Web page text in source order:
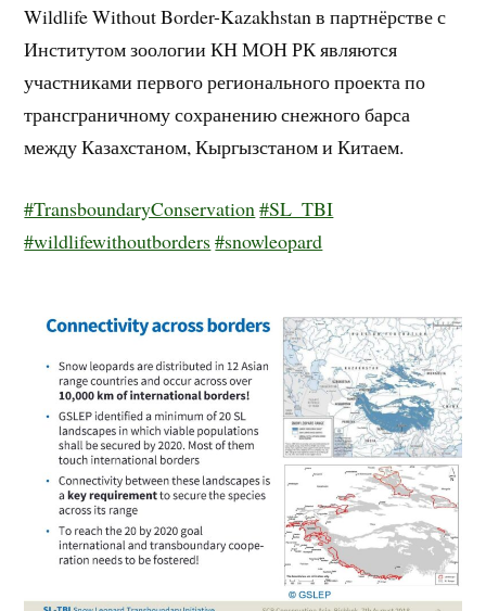
Wildlife Without Border-Kazakhstan в партнёрстве с
Институтом зоологии КН МОН РК являются
участниками первого регионального проекта по
трансграничному сохранению снежного барса
между Казахстаном, Кыргызстаном и Китаем.
#TransboundaryConservation#SL_TBI
#wildlifewithoutborders#snowleopard